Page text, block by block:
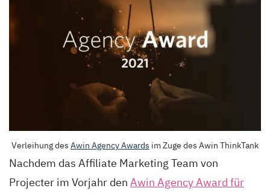
Verleihung des Awin Agency Awards im Zuge des Awin ThinkTank
Nachdem das Affiliate Marketing Team von
Projecter im Vorjahr den Awin Agency Award für